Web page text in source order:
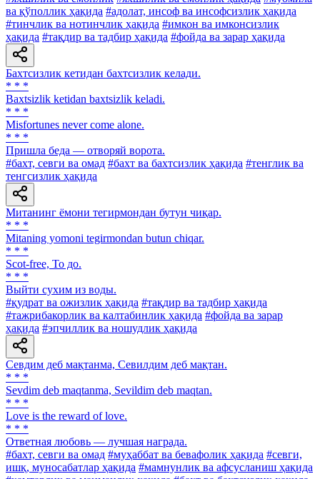
ва қўполлик ҳақида #адолат, инсоф ва инсофсизлик ҳақида
#тинчлик ва нотинчлик ҳақида #имкон ва имконсизлик
ҳақида #тақдир ва тадбир ҳақида #фойда ва зарар ҳақида
Бахтсизлик кетидан бахтсизлик келади.
* * *
Baxtsizlik ketidan baxtsizlik keladi.
* * *
Misfortunes never come alone.
* * *
Пришла беда — отворяй ворота.
#бахт, севги ва омад #бахт ва бахтсизлик ҳақида #тенглик ва
тенгсизлик ҳақида
Митанинг ёмони тегирмондан бутун чиқар.
* * *
Mitaning yomoni tegirmondan butun chiqar.
* * *
Scot-free, То до.
* * *
Выйти сухим из воды.
#қудрат ва ожизлик ҳақида #тақдир ва тадбир ҳақида
#тажрибакорлик ва калтабинлик ҳақида #фойда ва зарар
ҳақида #эпчиллик ва ношудлик ҳақида
Севдим деб мақтанма, Севилдим деб мақтан.
* * *
Sevdim deb maqtanma, Sevildim deb maqtan.
* * *
Love is the reward of love.
* * *
Ответная любовь — лучшая награда.
#бахт, севги ва омад #муҳаббат ва бевафолик ҳақида #севги,
ишқ, муносабатлар ҳақида #мамнунлик ва афсусланиш ҳақида